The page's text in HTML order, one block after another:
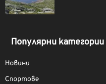
Популярни категории
Новини
Спортове